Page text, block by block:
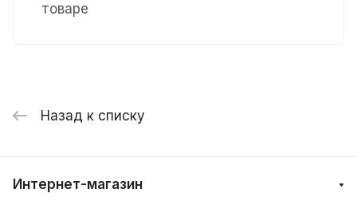
товаре
Назад к списку
Интернет-магазин